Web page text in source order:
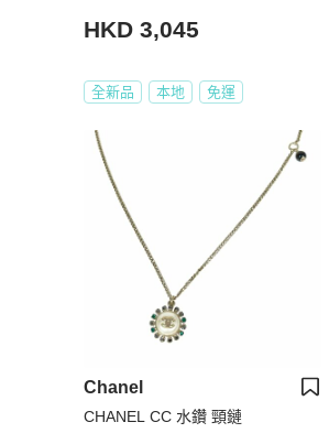
HKD 3,045
全新品 本地 免運
Chanel
CHANEL CC 水鑽 頸鏈